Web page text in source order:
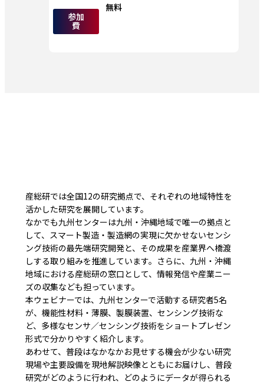
参加
費
無料
産総研では全国12の研究拠点で、それぞれの地域特性を
活かした研究を展開しています。
なかでも九州センターは九州・沖縄地域で唯一の拠点と
して、スマート製造・製造網の実現に欠かせないセンシ
ング技術の最先端研究開発と、その成果を産業界へ橋渡
しする取り組みを推進しています。さらに、九州・沖縄
地域における産総研の窓口として、情報発信や産業ニー
ズの収集なども担っています。
本ウェビナーでは、九州センターで活動する研究者5名
が、機能性材料・薄膜、製膜装置、センシング技術な
ど、多様なセンサ／センシング技術をショートプレゼン
形式で分かりやすく紹介します。
あわせて、普段はなかなかお見せする機会が少ない研究
現場や主要設備を現地解説映像とともにお届けし、普段
研究がどのように行われ、どのようにデータが得られる